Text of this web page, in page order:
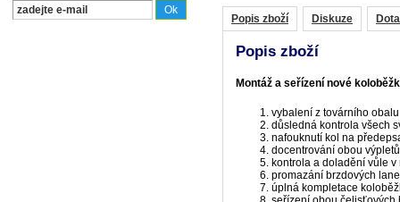
Popis zboží Diskuze
Popis zboží
Montáž a seřízení nové
vybalení z továrního
důsledná kontrola všech
nafouknutí kol na
docentrování obou výpletů
kontrola a doladění vůle
promazání brzdových
úplná kompletace